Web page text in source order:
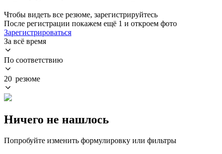
Чтобы видеть все резюме, зарегистрируйтесь
После регистрации покажем ещё 1 и откроем фото
Зарегистрироваться
За всё время
По соответствию
20 резюме
Ничего не нашлось
Попробуйте изменить формулировку или фильтры